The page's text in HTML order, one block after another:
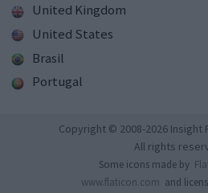
United Kingdom
United States
Brasil
Portugal
Copyright © 2008-2026 Insight
All rights
Some icons made by
www.flaticon.com and